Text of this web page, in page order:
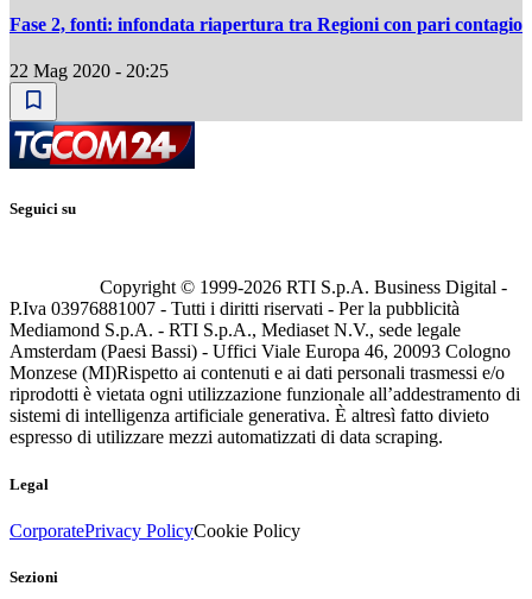
Fase 2, fonti: infondata riapertura tra Regioni con pari contagio
22 Mag 2020 - 20:25
Seguici su
Copyright © 1999-2026 RTI S.p.A. Business Digital -
P.Iva 03976881007 - Tutti i diritti riservati - Per la pubblicità
Mediamond S.p.A. - RTI S.p.A., Mediaset N.V., sede legale
Amsterdam (Paesi Bassi) - Uffici Viale Europa 46, 20093 Cologno
Monzese (MI)Rispetto ai contenuti e ai dati personali trasmessi e/o
riprodotti è vietata ogni utilizzazione funzionale all’addestramento di
sistemi di intelligenza artificiale generativa. È altresì fatto divieto
espresso di utilizzare mezzi automatizzati di data scraping.
Legal
CorporatePrivacy PolicyCookie Policy
Sezioni